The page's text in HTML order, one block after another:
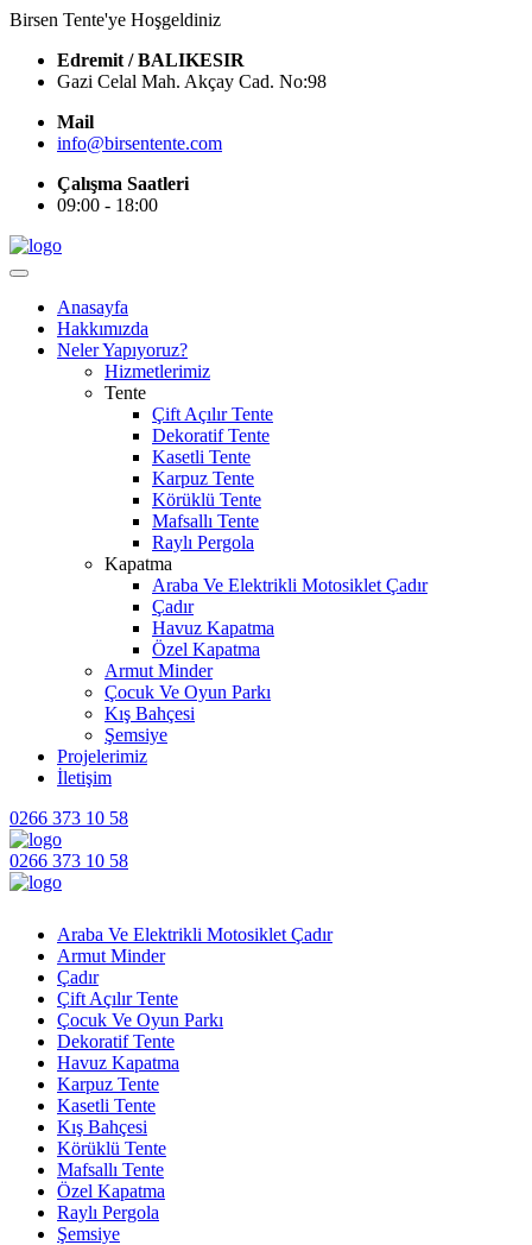
Birsen Tente'ye Hoşgeldiniz
Edremit / BALIKESIR
Gazi Celal Mah. Akçay Cad. No:98
Mail
info@birsentente.com
Çalışma Saatleri
09:00 - 18:00
Anasayfa
Hakkımızda
Neler Yapıyoruz?
Hizmetlerimiz
Tente
Çift Açılır Tente
Dekoratif Tente
Kasetli Tente
Karpuz Tente
Körüklü Tente
Mafsallı Tente
Raylı Pergola
Kapatma
Araba Ve Elektrikli Motosiklet Çadır
Çadır
Havuz Kapatma
Özel Kapatma
Armut Minder
Çocuk Ve Oyun Parkı
Kış Bahçesi
Şemsiye
Projelerimiz
İletişim
0266 373 10 58
0266 373 10 58
Araba Ve Elektrikli Motosiklet Çadır
Armut Minder
Çadır
Çift Açılır Tente
Çocuk Ve Oyun Parkı
Dekoratif Tente
Havuz Kapatma
Karpuz Tente
Kasetli Tente
Kış Bahçesi
Körüklü Tente
Mafsallı Tente
Özel Kapatma
Raylı Pergola
Şemsiye